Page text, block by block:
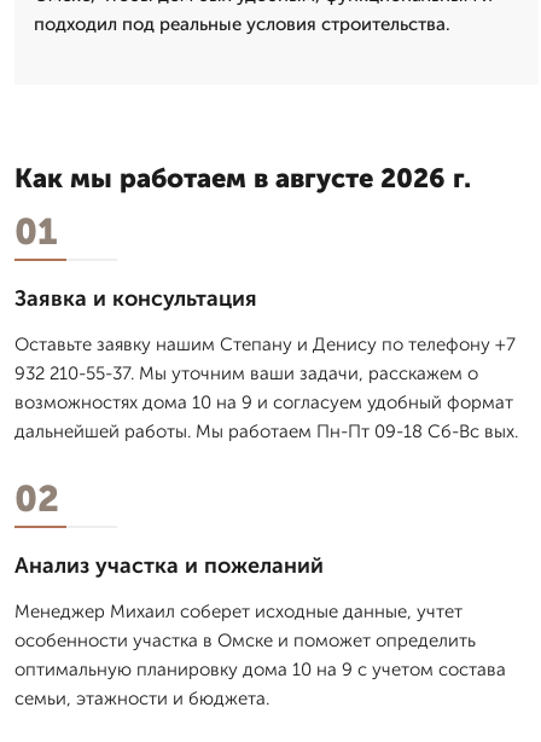
подходил под реальные условия строительства.
Как мы работаем в августе 2026 г.
01
Заявка и консультация
Оставьте заявку нашим Степану и Денису по телефону +7
932 210-55-37. Мы уточним ваши задачи, расскажем о
возможностях дома 10 на 9 и согласуем удобный формат
дальнейшей работы. Мы работаем Пн-Пт 09-18 Сб-Вс вых.
02
Анализ участка и пожеланий
Менеджер Михаил соберет исходные данные, учтет
особенности участка в Омске и поможет определить
оптимальную планировку дома 10 на 9 с учетом состава
семьи, этажности и бюджета.